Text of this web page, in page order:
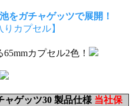
をガチャゲッツで展開！
カプセル2色！
ゲッツ30 製品仕様 当社保